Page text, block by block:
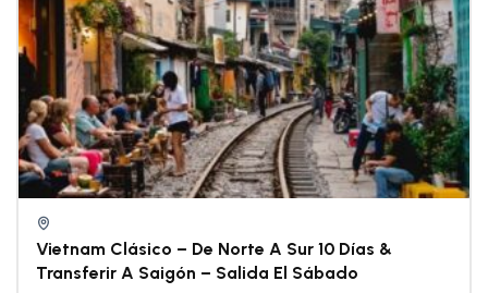
Vietnam Clásico – De Norte A Sur 10 Días &
Transferir A Saigón – Salida El Sábado